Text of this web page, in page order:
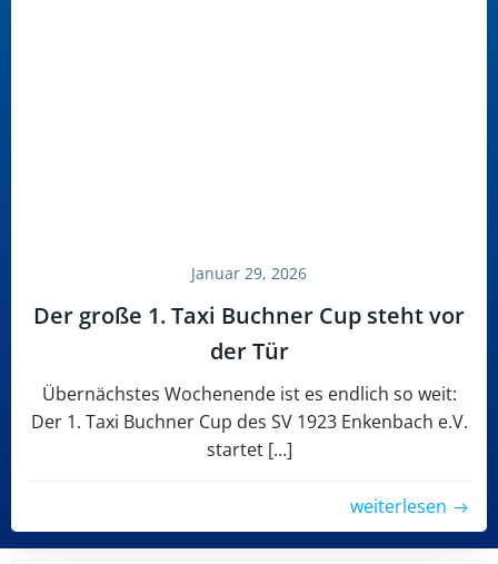
Januar 29, 2026
Der große 1. Taxi Buchner Cup steht vor
der Tür
Übernächstes Wochenende ist es endlich so weit:
Der 1. Taxi Buchner Cup des SV 1923 Enkenbach e.V.
startet […]
weiterlesen